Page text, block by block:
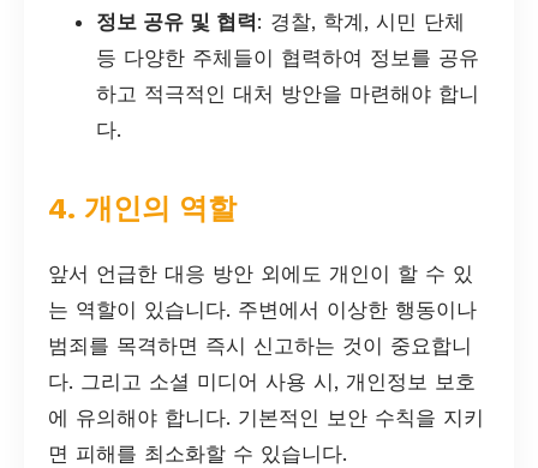
정보 공유 및 협력: 경찰, 학계, 시민 단체
등 다양한 주체들이 협력하여 정보를 공유
하고 적극적인 대처 방안을 마련해야 합니
다.
4. 개인의 역할
앞서 언급한 대응 방안 외에도 개인이 할 수 있
는 역할이 있습니다. 주변에서 이상한 행동이나
범죄를 목격하면 즉시 신고하는 것이 중요합니
다. 그리고 소셜 미디어 사용 시, 개인정보 보호
에 유의해야 합니다. 기본적인 보안 수칙을 지키
면 피해를 최소화할 수 있습니다.